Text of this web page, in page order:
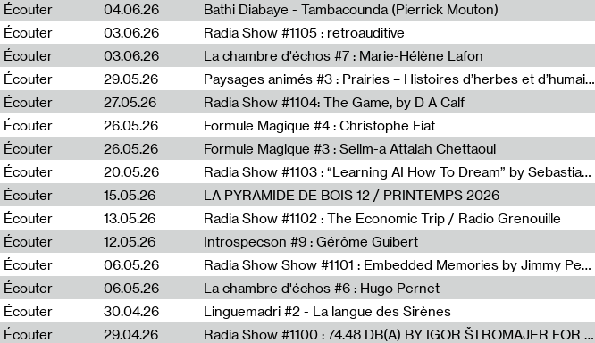
Écouter
04.06.26 Bathi Diabaye - Tambacounda (Pierrick Mouton)
Écouter
03.06.26 Radia Show #1105 : retroauditive
Écouter
03.06.26 La chambre d'échos #7 : Marie-Hélène Lafon
Écouter
29.05.26 Paysages animés #3 : Prairies – Histoires d’herbes et d’humains
Écouter
27.05.26 Radia Show #1104: The Game, by D A Calf
Écouter
26.05.26 Formule Magique #4 : Christophe Fiat
Écouter
26.05.26 Formule Magique #3 : Selim-a Attalah Chettaoui
Écouter
20.05.26 Radia Show #1103 : “Learning AI How To Dream” by Sebastian Dingens (Radio Campus Bruxelles)
Écouter
15.05.26 LA PYRAMIDE DE BOIS 12 / PRINTEMPS 2026
Écouter
13.05.26 Radia Show #1102 : The Economic Trip / Radio Grenouille
Écouter
12.05.26 Introspecson #9 : Gérôme Guibert
Écouter
06.05.26 Radia Show Show #1101 : Embedded Memories by Jimmy Peggie / radioart106
Écouter
06.05.26 La chambre d'échos #6 : Hugo Pernet
Écouter
30.04.26 Linguemadri #2 - La langue des Sirènes
Écouter
29.04.26 Radia Show #1100 : 74.48 DB(A) BY IGOR ŠTROMAJER FOR RADIO X